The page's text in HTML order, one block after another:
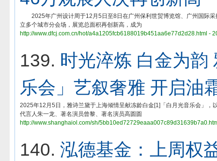
2025年广州设计周于12月5日至8日在广州保利世贸博览馆、广州国际采
立多个城市分会场，展览总面积再创新高，成为
http://www.dfcj.com.cn/hot/a4a1205fcb6188019b451aa6e77d2d28.html -
139. 时光淬炼 白金为韵
乐会」艺叙奢雅 开启油
2025年12月5日，雅诗兰黛于上海倾情呈献冻龄白金[1]「白月光音乐会」，
代言人朱一龙、著名演员曾黎、著名演员高圆圆
http://www.shanghaiol.com/sh/
140. 泓德基金：上周权